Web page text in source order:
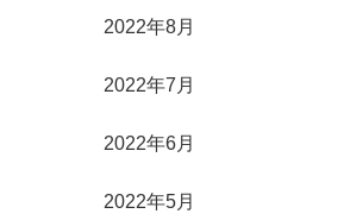
2022年8月
2022年7月
2022年6月
2022年5月